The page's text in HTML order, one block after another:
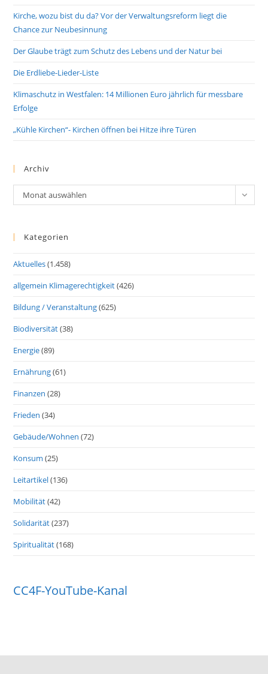
Kirche, wozu bist du da? Vor der Verwaltungsreform liegt die
Chance zur Neubesinnung
Der Glaube trägt zum Schutz des Lebens und der Natur bei
Die Erdliebe-Lieder-Liste
Klimaschutz in Westfalen: 14 Millionen Euro jährlich für messbare
Erfolge
„Kühle Kirchen“- Kirchen öffnen bei Hitze ihre Türen
Archiv
Archiv
Monat auswählen
Kategorien
Aktuelles(1.458)
allgemein Klimagerechtigkeit(426)
Bildung / Veranstaltung(625)
Biodiversität(38)
Energie(89)
Ernährung(61)
Finanzen (28)
Frieden (34)
Gebäude/Wohnen (72)
Konsum (25)
Leitartikel(136)
Mobilität(42)
Solidarität(237)
Spiritualität(168)
CC4F-YouTube-Kanal